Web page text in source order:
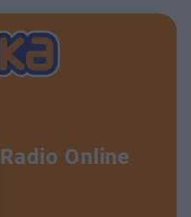
Radio Online